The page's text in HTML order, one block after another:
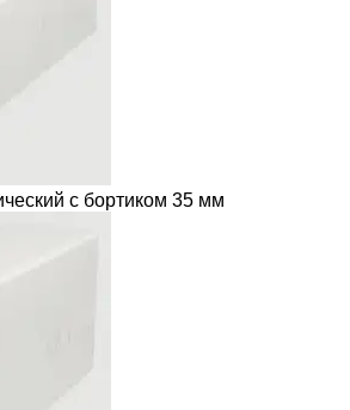
с бортиком 35 мм